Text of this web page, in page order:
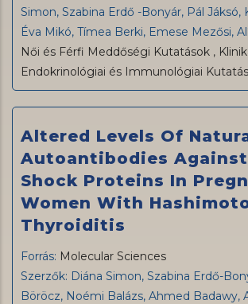
Simon, Szabina Erdő -Bonyár, Pál Jáksó,
Éva Mikó, Tímea Berki, Emese Mezősi,
Női és Férfi Meddőségi Kutatások ,
Endokrinológiai és Immunológiai
Altered Levels Of
Autoantibodies Against
Shock Proteins In
Women With
Thyroiditis
Forrás: Molecular Sciences
Szerzők: Diána Simon, Szabina Erdő-
Böröcz, Noémi Balázs, Ahmed Badawy,